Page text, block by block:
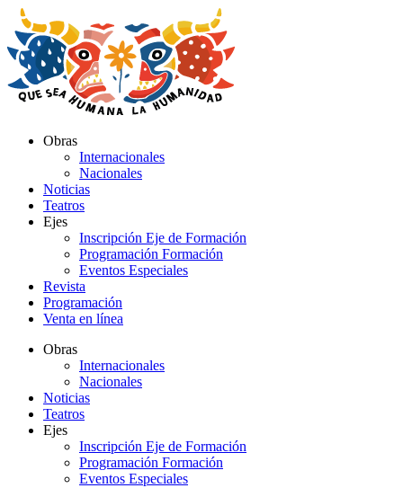
al
contenido
Obras
Internacionales
Nacionales
Noticias
Teatros
Ejes
Inscripción Eje de Formación
Programación Formación
Eventos Especiales
Revista
Programación
Venta en línea
Obras
Internacionales
Nacionales
Noticias
Teatros
Ejes
Inscripción Eje de Formación
Programación Formación
Eventos Especiales